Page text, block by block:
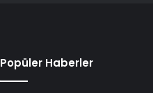
Popüler Haberler